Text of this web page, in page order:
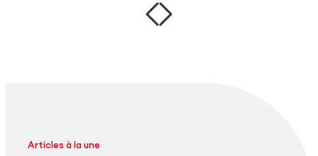
Articles à la une